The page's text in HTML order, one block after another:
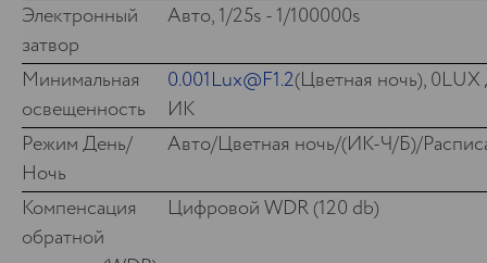
Электронный
затвор
Авто, 1/25s - 1/100000s
Минимальная
освещенность
0.001Lux@F1.2(Цветная ночь), 0LUX
ИК
Режим День/
Ночь
Авто/Цветная ночь/(ИК-Ч/Б)/
Компенсация
обратной
Цифровой WDR (120 db)